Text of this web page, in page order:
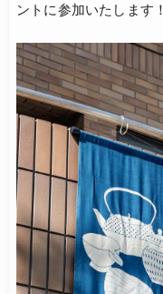
ントに参加いたします！